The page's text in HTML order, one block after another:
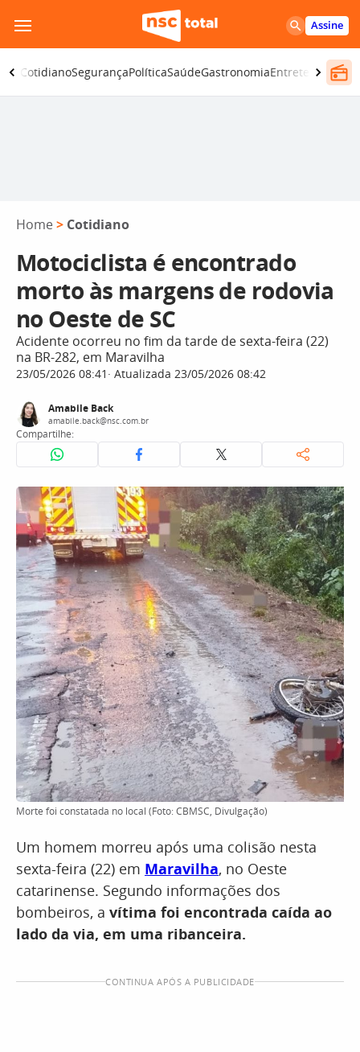
para
o
conteúdo
Assine
CotidianoSegurançaPolíticaSaúdeGastronomiaEntretenimento
Home > Cotidiano
Motociclista é encontrado
morto às margens de rodovia
no Oeste de SC
Acidente ocorreu no fim da tarde de sexta-feira (22)
na BR-282, em Maravilha
23/05/2026 08:41 Atualizada 23/05/2026 08:42
Amabile Back
amabile.back@nsc.com.br
Compartilhe:
Morte foi constatada no local (Foto: CBMSC, Divulgação)
Um homem morreu após uma colisão nesta
sexta-feira (22) em Maravilha, no Oeste
catarinense. Segundo informações dos
bombeiros, a vítima foi encontrada caída ao
lado da via, em uma ribanceira.
CONTINUA APÓS A PUBLICIDADE